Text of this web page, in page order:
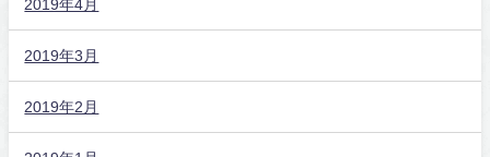
2019年4月
2019年3月
2019年2月